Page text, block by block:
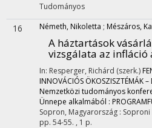
Tudományos
16 Németh, Nikoletta ; Mészáros,
A háztartások
vizsgálata az infláció
In: Resperger, Richárd (szerk.)
INNOVÁCIÓS ÖKOSZISZTÉMÁK
Nemzetközi tudományos
Ünnepe alkalmából :
Sopron, Magyarország : Soproni
pp. 54-55. , 1 p.